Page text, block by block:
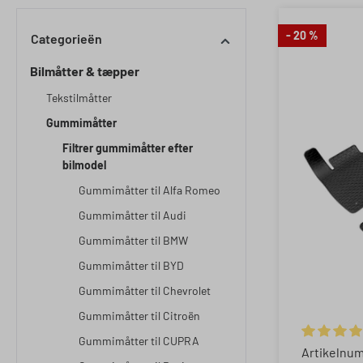
Categorieën
Bilmåtter & tæpper
Tekstilmåtter
Gummimåtter
Filtrer gummimåtter efter
bilmodel
Gummimåtter til Alfa Romeo
Gummimåtter til Audi
Gummimåtter til BMW
Gummimåtter til BYD
Gummimåtter til Chevrolet
Gummimåtter til Citroën
Gummimåtter til CUPRA
- 20 %